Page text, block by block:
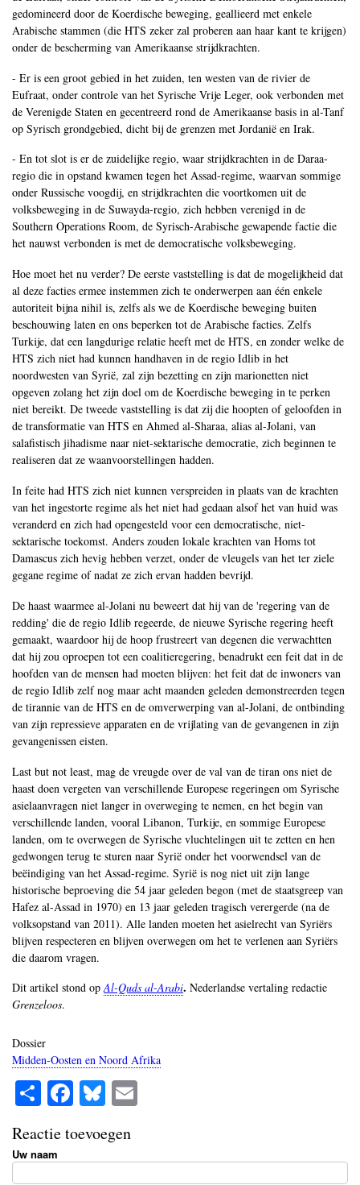
gedomineerd door de Koerdische beweging, geallieerd met enkele
Arabische stammen (die HTS zeker zal proberen aan haar kant te krijgen)
onder de bescherming van Amerikaanse strijdkrachten.
- Er is een groot gebied in het zuiden, ten westen van de rivier de
Eufraat, onder controle van het Syrische Vrije Leger, ook verbonden met
de Verenigde Staten en gecentreerd rond de Amerikaanse basis in al-Tanf
op Syrisch grondgebied, dicht bij de grenzen met Jordanië en Irak.
- En tot slot is er de zuidelijke regio, waar strijdkrachten in de Daraa-
regio die in opstand kwamen tegen het Assad-regime, waarvan sommige
onder Russische voogdij, en strijdkrachten die voortkomen uit de
volksbeweging in de Suwayda-regio, zich hebben verenigd in de
Southern Operations Room, de Syrisch-Arabische gewapende factie die
het nauwst verbonden is met de democratische volksbeweging.
Hoe moet het nu verder? De eerste vaststelling is dat de mogelijkheid dat
al deze facties ermee instemmen zich te onderwerpen aan één enkele
autoriteit bijna nihil is, zelfs als we de Koerdische beweging buiten
beschouwing laten en ons beperken tot de Arabische facties. Zelfs
Turkije, dat een langdurige relatie heeft met de HTS, en zonder welke de
HTS zich niet had kunnen handhaven in de regio Idlib in het
noordwesten van Syrië, zal zijn bezetting en zijn marionetten niet
opgeven zolang het zijn doel om de Koerdische beweging in te perken
niet bereikt. De tweede vaststelling is dat zij die hoopten of geloofden in
de transformatie van HTS en Ahmed al-Sharaa, alias al-Jolani, van
salafistisch jihadisme naar niet-sektarische democratie, zich beginnen te
realiseren dat ze waanvoorstellingen hadden.
In feite had HTS zich niet kunnen verspreiden in plaats van de krachten
van het ingestorte regime als het niet had gedaan alsof het van huid was
veranderd en zich had opengesteld voor een democratische, niet-
sektarische toekomst. Anders zouden lokale krachten van Homs tot
Damascus zich hevig hebben verzet, onder de vleugels van het ter ziele
gegane regime of nadat ze zich ervan hadden bevrijd.
De haast waarmee al-Jolani nu beweert dat hij van de 'regering van de
redding' die de regio Idlib regeerde, de nieuwe Syrische regering heeft
gemaakt, waardoor hij de hoop frustreert van degenen die verwachtten
dat hij zou oproepen tot een coalitieregering, benadrukt een feit dat in de
hoofden van de mensen had moeten blijven: het feit dat de inwoners van
de regio Idlib zelf nog maar acht maanden geleden demonstreerden tegen
de tirannie van de HTS en de omverwerping van al-Jolani, de ontbinding
van zijn repressieve apparaten en de vrijlating van de gevangenen in zijn
gevangenissen eisten.
Last but not least, mag de vreugde over de val van de tiran ons niet de
haast doen vergeten van verschillende Europese regeringen om Syrische
asielaanvragen niet langer in overweging te nemen, en het begin van
verschillende landen, vooral Libanon, Turkije, en sommige Europese
landen, om te overwegen de Syrische vluchtelingen uit te zetten en hen
gedwongen terug te sturen naar Syrië onder het voorwendsel van de
beëindiging van het Assad-regime. Syrië is nog niet uit zijn lange
historische beproeving die 54 jaar geleden begon (met de staatsgreep van
Hafez al-Assad in 1970) en 13 jaar geleden tragisch verergerde (na de
volksopstand van 2011). Alle landen moeten het asielrecht van Syriërs
blijven respecteren en blijven overwegen om het te verlenen aan Syriërs
die daarom vragen.
Dit artikel stond op Al-Quds al-Arabi. Nederlandse vertaling redactie
Grenzeloos.
Dossier
Midden-Oosten en Noord Afrika
S
ha
re
Fa
ce
bo
ok
Bl
ue
sk
y
Reactie toevoegen
Uw naam